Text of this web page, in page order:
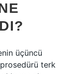
üçüncü
prosedürü terk